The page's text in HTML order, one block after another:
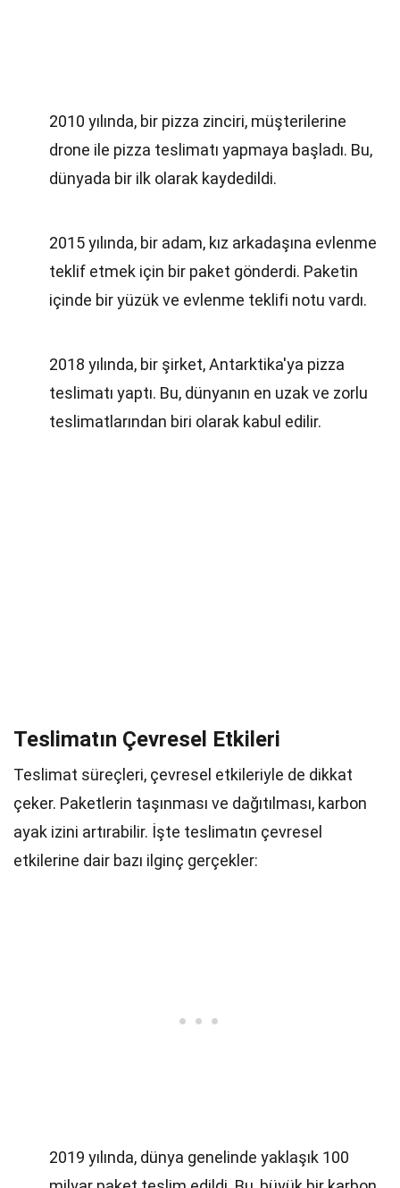
2010 yılında, bir pizza zinciri, müşterilerine
drone ile pizza teslimatı yapmaya başladı. Bu,
dünyada bir ilk olarak kaydedildi.
2015 yılında, bir adam, kız arkadaşına evlenme
teklif etmek için bir paket gönderdi. Paketin
içinde bir yüzük ve evlenme teklifi notu vardı.
2018 yılında, bir şirket, Antarktika'ya pizza
teslimatı yaptı. Bu, dünyanın en uzak ve zorlu
teslimatlarından biri olarak kabul edilir.
Teslimatın Çevresel Etkileri
Teslimat süreçleri, çevresel etkileriyle de dikkat
çeker. Paketlerin taşınması ve dağıtılması, karbon
ayak izini artırabilir. İşte teslimatın çevresel
etkilerine dair bazı ilginç gerçekler:
2019 yılında, dünya genelinde yaklaşık 100